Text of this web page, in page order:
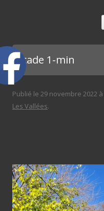
façade 1-min
Publié le 29 novembre 2022 à
Les Vallées.